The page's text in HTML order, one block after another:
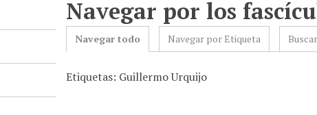
Navegar por los
Navegar todo Navegar por Etiqueta
Etiquetas: Guillermo Urquijo